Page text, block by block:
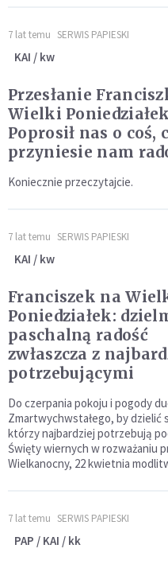
7 lat temu SERWIS PAPIESKI
KAI / kw
Przesłanie
Wielki
Poprosił nas o coś,
przyniesie nam
Koniecznie przeczytajcie.
7 lat temu SERWIS PAPIESKI
KAI / kw
Franciszek na
Poniedziałek:
paschalną radość
zwłaszcza z
potrzebującymi
Do czerpania pokoju i pogody
Zmartwychwstałego, by dzielić
którzy najbardziej potrzebują
Święty wiernych w rozważaniu
Wielkanocny, 22 kwietnia
7 lat temu SERWIS PAPIESKI
PAP / KAI / kk